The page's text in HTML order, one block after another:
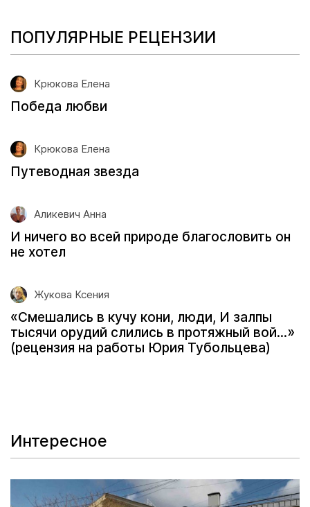
ПОПУЛЯРНЫЕ РЕЦЕНЗИИ
Крюкова Елена
Победа любви
Крюкова Елена
Путеводная звезда
Аликевич Анна
И ничего во всей природе благословить он
не хотел
Жукова Ксения
«Смешались в кучу кони, люди, И залпы
тысячи орудий слились в протяжный вой...»
(рецензия на работы Юрия Тубольцева)
Интересное